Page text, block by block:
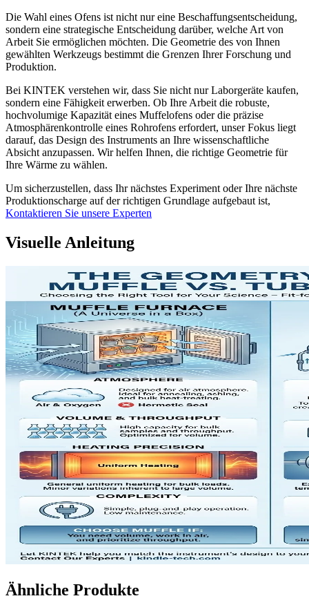
Die Wahl eines Ofens ist nicht nur eine Beschaffungsentscheidung,
sondern eine strategische Entscheidung darüber, welche Art von
Arbeit Sie ermöglichen möchten. Die Geometrie des von Ihnen
gewählten Werkzeugs bestimmt die Grenzen Ihrer Forschung und
Produktion.
Bei KINTEK verstehen wir, dass Sie nicht nur Laborgeräte kaufen,
sondern eine Fähigkeit erwerben. Ob Ihre Arbeit die robuste,
hochvolumige Kapazität eines Muffelofens oder die präzise
Atmosphärenkontrolle eines Rohrofens erfordert, unser Fokus liegt
darauf, das Design des Instruments an Ihre wissenschaftliche
Absicht anzupassen. Wir helfen Ihnen, die richtige Geometrie für
Ihre Wärme zu wählen.
Um sicherzustellen, dass Ihr nächstes Experiment oder Ihre nächste
Produktionscharge auf der richtigen Grundlage aufgebaut ist,
Kontaktieren Sie unsere Experten
Visuelle Anleitung
Ähnliche Produkte